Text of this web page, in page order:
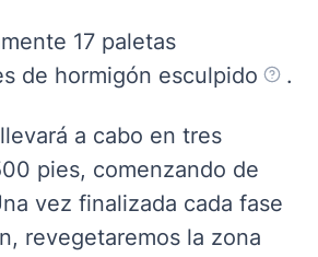
17 paletas
de hormigón esculpido
.
a cabo en tres
pies, comenzando de
vez finalizada cada fase
revegetaremos la zona